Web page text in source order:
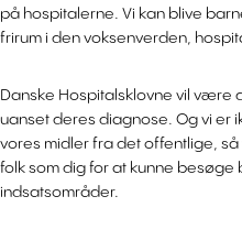
på hospitalerne. Vi kan blive
frirum i den voksenverden,
Danske Hospitalsklovne vil være
uanset deres diagnose. Og vi er
vores midler fra det offentlige,
folk som dig for at kunne
indsatsområder.